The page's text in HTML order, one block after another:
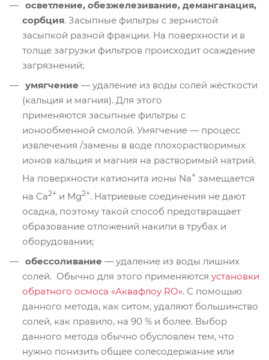
осветление, обезжелезивание, деманганация,
сорбция. Засыпные фильтры с зернистой
засыпкой разной фракции. На поверхности и в
толще загрузки фильтров происходит осаждение
загрязнений;
умягчение — удаление из воды солей жёсткости
(кальция и магния). Для этого
применяются засыпные фильтры с
ионообменной смолой. Умягчение — процесс
извлечения /замены в воде плохорастворимых
ионов кальция и магния на растворимый натрий.
На поверхности катионита ионы Na+ замещается
на Ca2+ и Mg2+. Натриевые соединения не дают
осадка, поэтому такой способ предотвращает
образование отложений накипи в трубах и
оборудовании;
обессоливание — удаление из воды лишних
солей. Обычно для этого применяются установки
обратного осмоса «Аквафлоу RO». С помощью
данного метода, как ситом, удаляют большинство
солей, как правило, на 90 % и более. Выбор
данного метода обычно обусловлен тем, что
нужно понизить общее солесодержание или